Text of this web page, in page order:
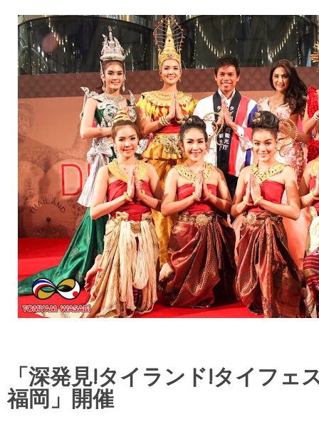
「深発見!タイランド!タイフェ
福岡」開催